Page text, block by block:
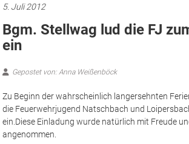
5. Juli 2012
Bgm. Stellwag lud die FJ
ein
Gepostet von: Anna Weißenböck
Zu Beginn der wahrscheinlich langersehnten
die Feuerwehrjugend Natschbach und
ein. Diese Einladung wurde natürlich mit Freude
angenommen.